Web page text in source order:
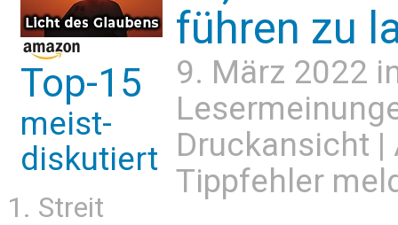
Top-15
meist-
diskutiert
Streit
führen zu
9. März 2022
Druckansicht |
Tippfehler